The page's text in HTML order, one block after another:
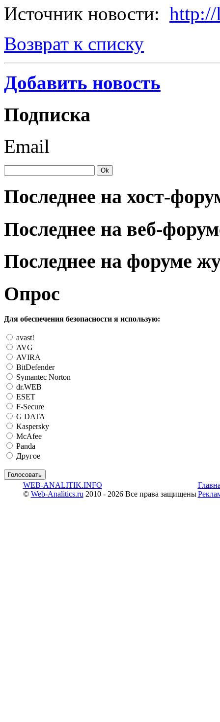
Источник новости: http://
Возврат к списку
Добавить новость
Подписка
Email
Последнее на хост-
Последнее на веб-
Последнее на форуме
Опрос
Для обеспечения безопасности я использую:
avast!
AVG
AVIRA
BitDefender
Symantec Norton
dr.WEB
ESET
F-Secure
G DATA
Kaspersky
McAfee
Panda
Другое
WEB-ANALITIK.INFO
© Web-Analitics.ru 2010 - 2026 Все права защищены